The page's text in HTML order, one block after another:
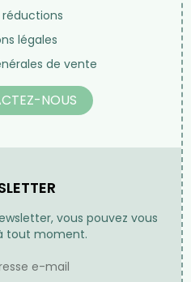
réductions
légales
de vente
NOUS
vous pouvez vous
tout moment.